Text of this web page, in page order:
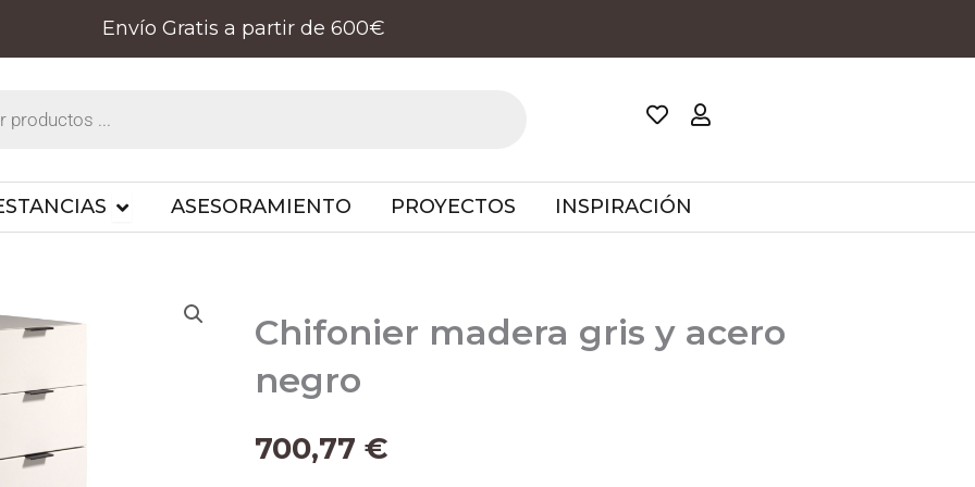
Envío Gratis a partir de 600€
OPEN ESTANCIAS
ASESORAMIENTO PROYECTOS INSPIRACIÓN
Chifonier madera gris y acero
negro
700,77 €